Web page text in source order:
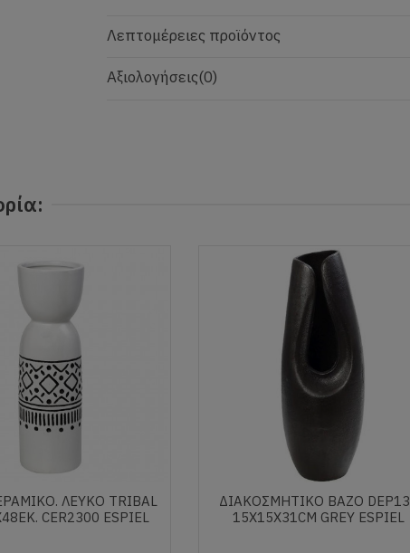
Λεπτομέρειες προϊόντος
Αξιολογήσεις(0)
ΛΕΥΚΟ TRIBAL
CER2300 ESPIEL
ΔΙΑΚΟΣΜΗΤΙΚΌ ΒΆΖΟ
15X15X31CM GREY ESPIEL